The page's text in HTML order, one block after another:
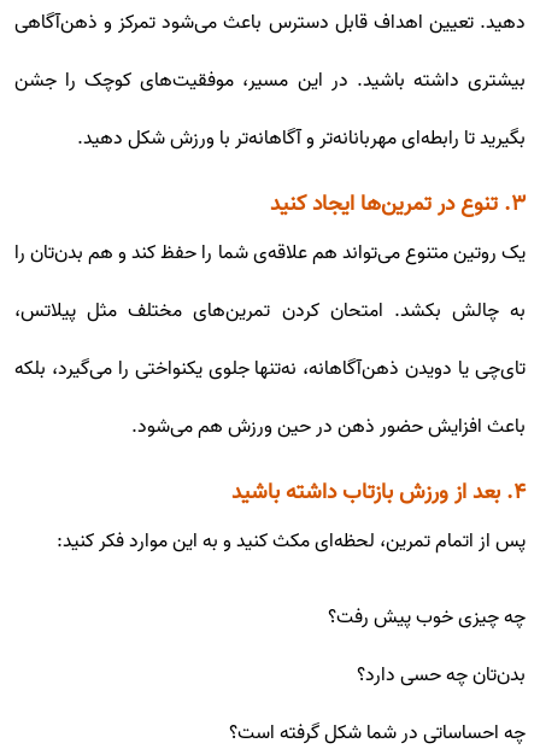
دهید. تعیین اهداف قابل دسترس باعث می‌شود تمرکز و ذهن‌آگاهی
بیشتری داشته باشید. در این مسیر، موفقیت‌های کوچک را جشن
بگیرید تا رابطه‌ای مهربانانه‌تر و آگاهانه‌تر با ورزش شکل دهید.
۳. تنوع در تمرین‌ها ایجاد کنید
یک روتین متنوع می‌تواند هم علاقه‌ی شما را حفظ کند و هم بدن‌تان را
به چالش بکشد. امتحان کردن تمرین‌های مختلف مثل پیلاتس،
تای‌چی یا دویدن ذهن‌آگاهانه، نه‌تنها جلوی یکنواختی را می‌گیرد، بلکه
باعث افزایش حضور ذهن در حین ورزش هم می‌شود.
۴. بعد از ورزش بازتاب داشته باشید
پس از اتمام تمرین، لحظه‌ای مکث کنید و به این موارد فکر کنید:
چه چیزی خوب پیش رفت؟
بدن‌تان چه حسی دارد؟
چه احساساتی در شما شکل گرفته است؟